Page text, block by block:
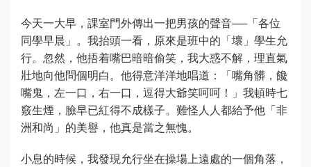
今天一大早，課室門外傳出一把男孩的聲音──「各位
同學早晨」。我抬頭一看，原來是班中的「壞」學生允
行。忽然，他捂着嘴巴暗暗偷笑，我大惑不解，理直氣
壯地向他問個明白。他得意洋洋地唱道：「嘴角髒，饞
嘴鬼，左一口，右一口，逗得大爺笑呵呵！」我頓時七
竅生煙，臉早已紅得不成樣子。難怪人人都給予他「非
洲和尚」的美譽，他真是當之無愧。
小息的時候，我發現允行坐在操場上遠處的一個角落，